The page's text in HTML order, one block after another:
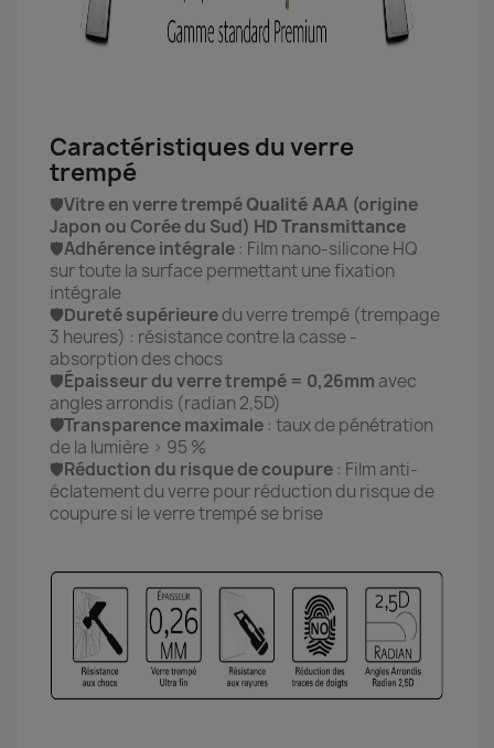
Caractéristiques du verre
trempé
🛡️Vitre en verre trempéQualité AAA (origine
Japon ou Corée du Sud) HD Transmittance
🛡️Adhérence intégrale : Film nano-silicone HQ
sur toute la surface permettant une fixation
intégrale
🛡️Dureté supérieuredu verre trempé (trempage
3 heures) : résistance contre la casse -
absorption des chocs
🛡️Épaisseur du verre trempé = 0,26mm avec
angles arrondis (radian 2,5D)
🛡️Transparence maximale : taux de pénétration
de la lumière > 95 %
🛡️Réduction du risque de coupure : Film anti-
éclatement du verre pour réduction du risque de
coupure si le verre trempé se brise